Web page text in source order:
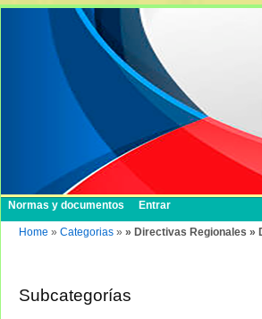
Normas y documentos Entrar
Home » Categorias » » Directivas Regionales »
Subcategorías